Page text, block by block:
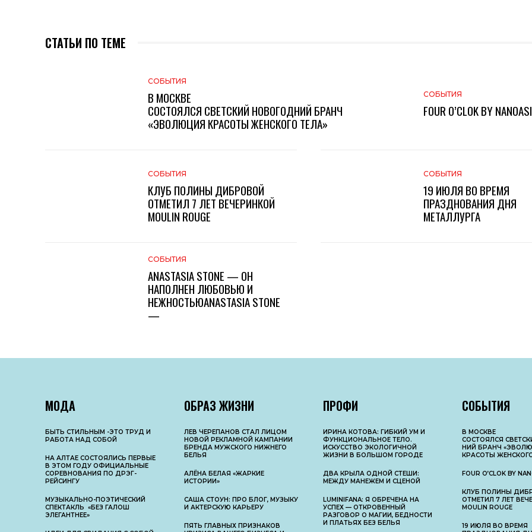
СТАТЬИ ПО ТЕМЕ
СОБЫТИЯ
В МОСКВЕ
СОСТОЯЛСЯ СВЕТСКИЙ НОВОГОДНИЙ БРАНЧ
«ЭВОЛЮЦИЯ КРАСОТЫ ЖЕНСКОГО ТЕЛА»
СОБЫТИЯ
FOUR O’CLOK BY
СОБЫТИЯ
КЛУБ ПОЛИНЫ ДИБРОВОЙ
ОТМЕТИЛ 7 ЛЕТ ВЕЧЕРИНКОЙ
MOULIN ROUGE
СОБЫТИЯ
19 ИЮЛЯ ВО ВРЕМЯ
ПРАЗДНОВАНИЯ ДНЯ
МЕТАЛЛУРГА
СОБЫТИЯ
ANASTASIA STONE — ОН
НАПОЛНЕН ЛЮБОВЬЮ И
НЕЖНОСТЬЮANASTASIA STONE
—
МОДА
БЫТЬ СТИЛЬНЫМ -ЭТО ТРУД И
РАБОТА НАД СОБОЙ
НА АЛТАЕ СОСТОЯЛИСЬ ПЕРВЫЕ
В ЭТОМ ГОДУ ОФИЦИАЛЬНЫЕ
СОРЕВНОВАНИЯ ПО ДРЭГ-
РЕЙСИНГУ
МУЗЫКАЛЬНО-ПОЭТИЧЕСКИЙ
СПЕКТАКЛЬ «БЕЗ ГАЛОШ
ЭЛЕГАНТНЕЕ»
ОБРАЗ ЖИЗНИ
ЛЕВ ЧЕРЕПАНОВ СТАЛ ЛИЦОМ
НОВОЙ РЕКЛАМНОЙ КАМПАНИИ
БРЕНДА МУЖСКОГО НИЖНЕГО
БЕЛЬЯ
АЛЁНА БЕЛАЯ «ЖАРКИЕ
ИСТОРИИ»
САША СТОУН: ПРО БЛОГ, МУЗЫКУ
И АКТЕРСКУЮ КАРЬЕРУ
ПЯТЬ ГЛАВНЫХ ПРИЗНАКОВ
ПРОФИ
ИРИНА КОТОВА: ГИБКИЙ УМ И
ФУНКЦИОНАЛЬНОЕ ТЕЛО.
ИСКУССТВО ЭКОЛОГИЧНОЙ
ЖИЗНИ В БОЛЬШОМ ГОРОДЕ
ДВА КРЫЛА ОДНОЙ СТЕШИ:
МЕЖДУ МАНЕЖЕМ И СЦЕНОЙ
LUMINIFANA: Я ОБРЕЧЕНА НА
УСПЕХ — ОТКРОВЕННЫЙ
РАЗГОВОР О МАГИИ, БЕДНОСТИ
И ПЛАТЬЯХ БЕЗ БЕЛЬЯ
СОБЫТИЯ
В МОСКВЕ
СОСТОЯЛСЯ
НИЙ БРАНЧ
КРАСОТЫ
FOUR O’CLOK BY
КЛУБ ПОЛИНЫ
ОТМЕТИЛ 7 ЛЕТ
MOULIN ROUGE
19 ИЮЛЯ ВО ВРЕМЯ